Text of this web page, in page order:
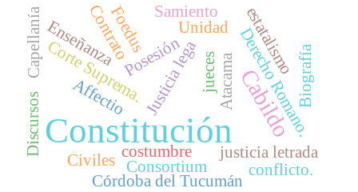
Constitución Cabildo
jueces
costumbre
Justicia lega Derecho Romano.
Atacama
Posesión
Corte Suprema. Biografía
estatalismo
Unidad
Contrato
Foedus
Affectio
Consortium
justicia letrada
Civiles
Discursos
Enseñanza
Córdoba del Tucumán
Samiento
Capellanía
conflicto.